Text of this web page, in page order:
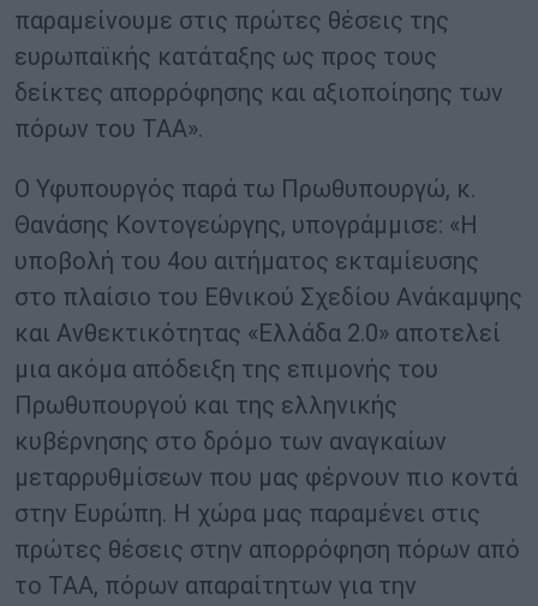
παραμείνουμε στις πρώτες θέσεις της
ευρωπαϊκής κατάταξης ως προς τους
δείκτες απορρόφησης και αξιοποίησης των
πόρων του ΤΑΑ».
O Υφυπουργός παρά τω Πρωθυπουργώ, κ.
Θανάσης Κοντογεώργης, υπογράμμισε: «Η
υποβολή του 4ου αιτήματος εκταμίευσης
στο πλαίσιο του Εθνικού Σχεδίου Ανάκαμψης
και Ανθεκτικότητας «Ελλάδα 2.0» αποτελεί
μια ακόμα απόδειξη της επιμονής του
Πρωθυπουργού και της ελληνικής
κυβέρνησης στο δρόμο των αναγκαίων
μεταρρυθμίσεων που μας φέρνουν πιο κοντά
στην Ευρώπη. Η χώρα μας παραμένει στις
πρώτες θέσεις στην απορρόφηση πόρων από
το ΤΑΑ, πόρων απαραίτητων για την